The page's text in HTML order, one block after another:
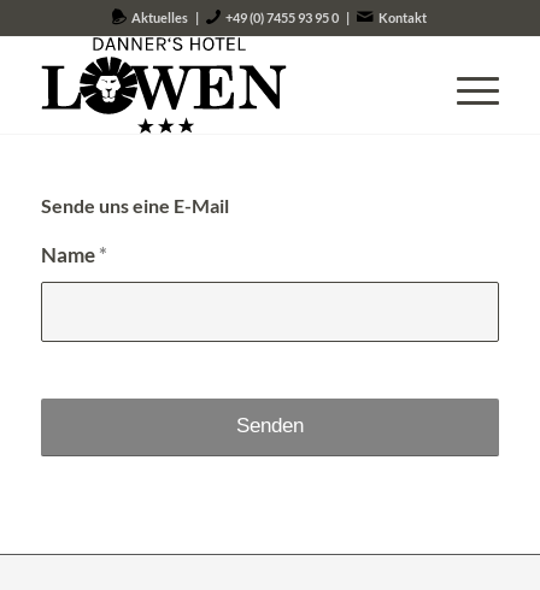
Aktuelles | +49 (0) 7455 93 95 0 | Kontakt
Sende uns eine E-Mail
Name *